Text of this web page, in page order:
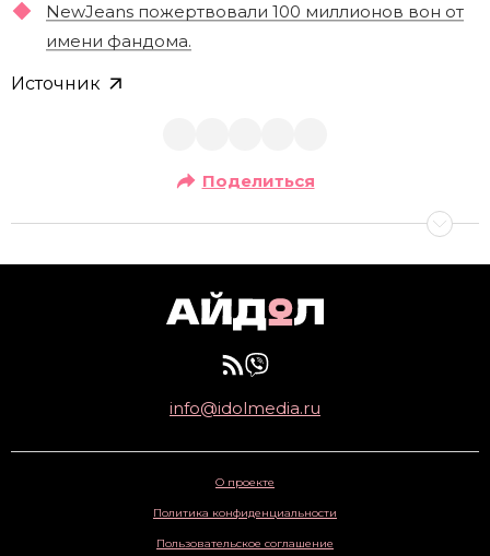
NewJeans пожертвовали 100 миллионов вон от
имени фандома.
Источник
Поделиться
info@idolmedia.ru
О проекте
Политика конфиденциальности
Пользовательское соглашение